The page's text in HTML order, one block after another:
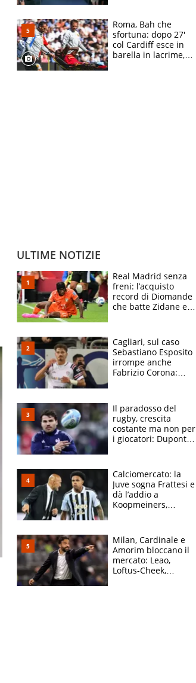
Roma, Bah che
sfortuna: dopo 27'
col Cardiff esce in
barella in lacrime,
ULTIME NOTIZIE
Real Madrid senza
freni: l’acquisto
record di Diomande
che batte Zidane e
Cagliari, sul caso
Sebastiano Esposito
irrompe anche
Fabrizio Corona:
prove”
Il paradosso del
rugby, crescita
costante ma non per
i giocatori: Dupont
solo 1,4 milioni
all'anno
Calciomercato: la
Juve sogna Frattesi e
dà l’addio a
Koopmeiners,
scatenata
Milan, Cardinale e
Amorim bloccano il
mercato: Leao,
Loftus-Cheek,